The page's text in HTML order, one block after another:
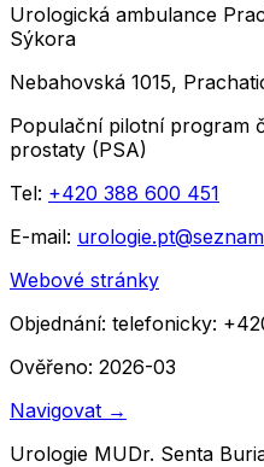
Urologická ambulance
Sýkora
Nebahovská 1015,
Populační pilotní program
prostaty (PSA)
Tel: +420 388 600 451
E-mail:
Webové stránky
Objednání: telefonicky:
Ověřeno: 2026-03
Navigovat →
Urologie MUDr. Senta